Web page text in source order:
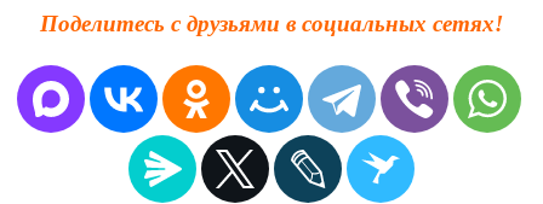
Поделитесь с друзьями в социальных сетях!